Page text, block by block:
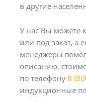
в другие
У нас Вы можете
или под заказ, а
менеджеры
описанию,
по телефону 8
индукционные